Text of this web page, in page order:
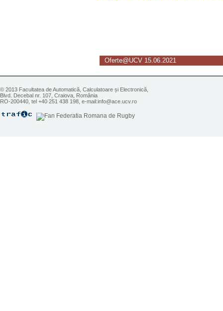
Oferte@UCV 15.06.2021
© 2013 Facultatea de Automatică, Calculatoare și Electronică,
Blvd. Decebal nr. 107, Craiova, România
RO-200440, tel +40 251 438 198, e-mail:info@ace.ucv.ro